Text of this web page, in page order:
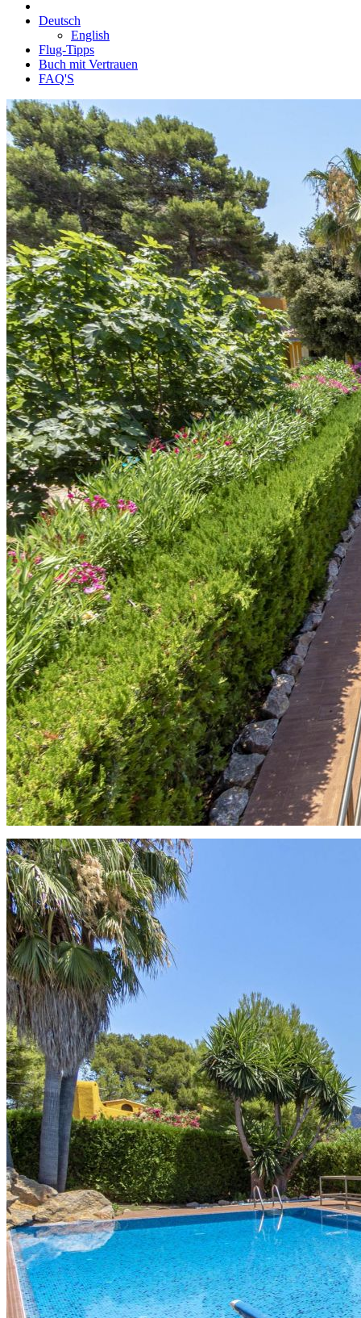
Deutsch
English
Flug-Tipps
Buch mit Vertrauen
FAQ'S